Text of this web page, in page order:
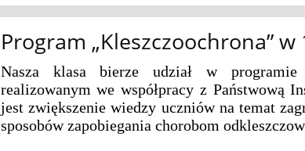
Program „Kleszczoochrona” w
Nasza klasa bierze udział w programie
realizowanym we współpracy z Państwową
jest zwiększenie wiedzy uczniów na temat
sposobów zapobiegania chorobom